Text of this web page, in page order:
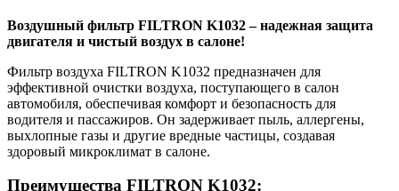
Воздушный фильтр FILTRON K1032 – надежная защита
двигателя и чистый воздух в салоне!
Фильтр воздуха FILTRON K1032 предназначен для
эффективной очистки воздуха, поступающего в салон
автомобиля, обеспечивая комфорт и безопасность для
водителя и пассажиров. Он задерживает пыль, аллергены,
выхлопные газы и другие вредные частицы, создавая
здоровый микроклимат в салоне.
Преимущества FILTRON K1032: